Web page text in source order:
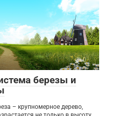
0
березы и
– крупномерное дерево,